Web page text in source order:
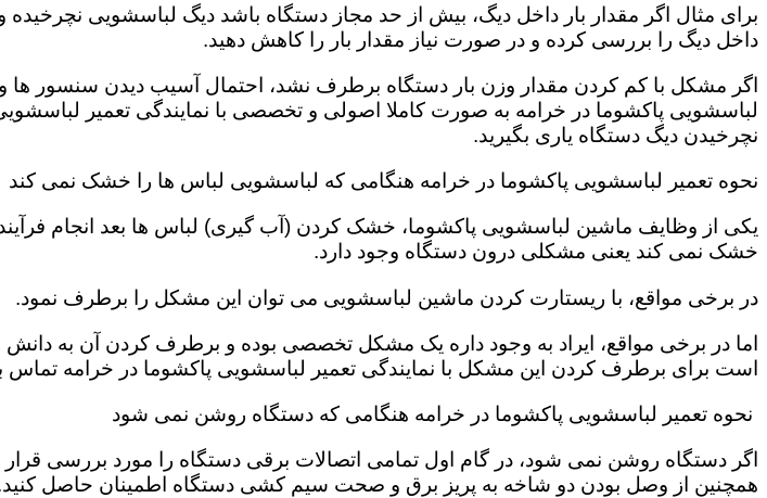
برای مثال اگر مقدار بار داخل دیگ، بیش از حد مجاز دستگاه باشد دیگ لباسشویی
داخل دیگ را بررسی کرده و در صورت نیاز مقدار بار را کاهش دهید‌.
اگر مشکل با کم کردن مقدار وزن بار دستگاه برطرف نشد، احتمال آسیب دیدن سنسور ها و
لباسشویی پاکشوما در خرامه به صورت کاملا اصولی و تخصصی با نمایندگی تعمیر
نچرخیدن دیگ دستگاه یاری بگیرید.
نحوه تعمیر لباسشویی پاکشوما در خرامه هنگامی که لباسشویی لباس ها را خشک نمی کند
یکی از وظایف ماشین لباسشویی پاکشوما، خشک کردن (آب گیری) لباس ها بعد انجام
خشک نمی کند یعنی مشکلی درون دستگاه وجود دارد.
در برخی مواقع، با ریستارت کردن ماشین لباسشویی می توان این مشکل را برطرف نمود.
اما در برخی مواقع، ایراد به وجود داره یک مشکل تخصصی بوده و برطرف کردن آن به دانش
است برای برطرف کردن این مشکل با نمایندگی تعمیر لباسشویی پاکشوما در خرامه تماس
نحوه تعمیر لباسشویی پاکشوما در خرامه هنگامی که دستگاه روشن نمی شود
اگر دستگاه روشن نمی شود، در گام اول تمامی اتصالات برقی دستگاه را مورد بررسی
همچنین از وصل بودن دو شاخه به پریز برق و صحت سیم کشی دستگاه اطمینان حاصل